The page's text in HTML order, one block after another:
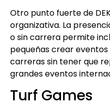
Otro punto fuerte de
organizativa. La
o sin carrera permite
pequeñas crear
carreras sin tener que
grandes eventos
Turf Games